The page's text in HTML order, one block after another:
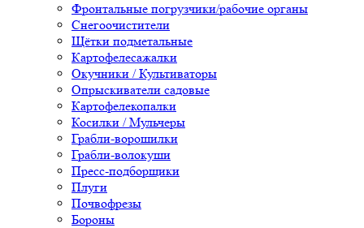
Фронтальные погрузчики/рабочие органы
Снегоочистители
Щётки подметальные
Картофелесажалки
Окучники / Культиваторы
Опрыскиватели садовые
Картофелекопалки
Косилки / Мульчеры
Грабли-ворошилки
Грабли-волокуши
Пресс-подборщики
Плуги
Почвофрезы
Бороны